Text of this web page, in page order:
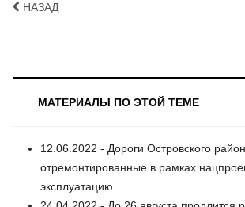
НАЗАД
МАТЕРИАЛЫ ПО ЭТОЙ ТЕМЕ
12.06.2022 - Дороги Островского
отремонтированные в рамках
эксплуатацию